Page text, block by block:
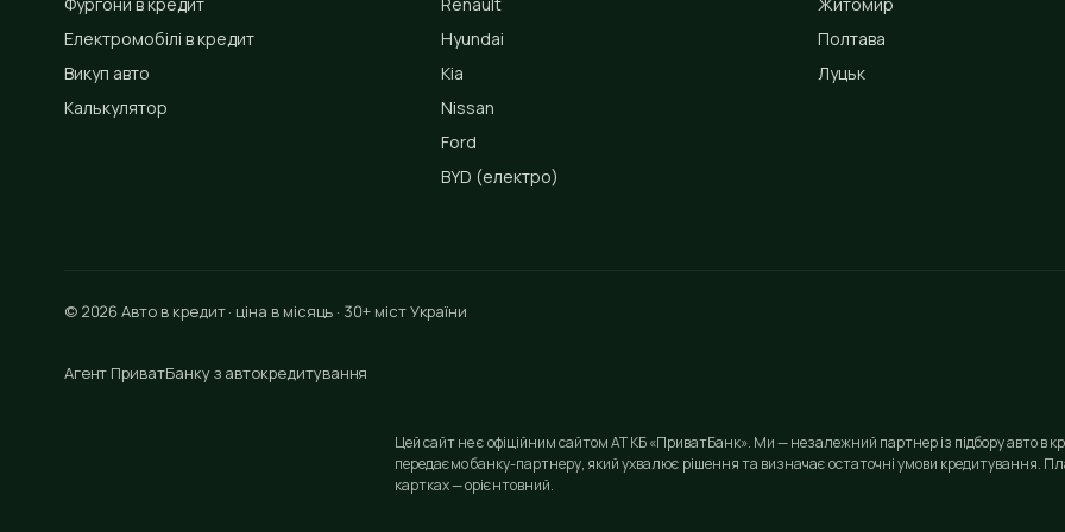
Електромобілі в кредит
Викуп авто
Калькулятор
Hyundai
Kia
Nissan
Ford
BYD (електро)
Полтава
Луцьк
© 2026 Авто в кредит · ціна в місяць · 30+ міст України
Агент ПриватБанку з автокредитування
Цей сайт не є офіційним сайтом АТ КБ «ПриватБанк». Ми — незалежний партнер із підбору авто в
передаємо банку-партнеру, який ухвалює рішення та визначає остаточні умови кредитування.
картках — орієнтовний.